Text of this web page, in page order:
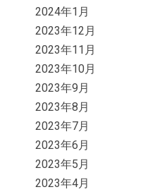
2024年1月
2023年12月
2023年11月
2023年10月
2023年9月
2023年8月
2023年7月
2023年6月
2023年5月
2023年4月